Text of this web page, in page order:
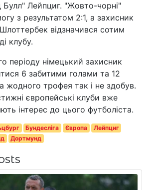
Булл" Лейпциг. "Жовто-чорні"
з результатом 2:1, а захисник
відзначився сотим
клубу.
періоду німецький захисник
6 забитими голами та 12
жодного трофея так і не здобув.
європейські клуби вже
інтерес до цього футболіста.
Бундесліга Європа
Лейпциг
Дортмунд